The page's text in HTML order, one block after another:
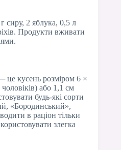
сиру, 2 яблука, 0,5 л
Продукти вживати
це кусень розміром 6 ×
або 1,1 см
будь-які сорти
«Бородинський»,
в раціон тільки
злегка